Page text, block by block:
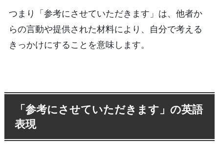
つまり「参考にさせていただきます」は、他者か
らの言動や提供された材料により、自分で考える
きっかけにすることを意味します。
「参考にさせていただきます」の英語
表現